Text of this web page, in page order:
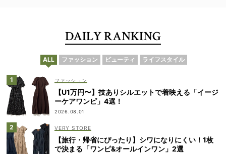
DAILY RANKING
ALL ファッション ビューティ ライフスタイル
ファッション
【U1万円〜】技ありシルエットで着映える「イージ
ーケアワンピ」4選！
2026.08.01
VERY STORE
【旅行・帰省にぴったり】シワになりにくい！1枚
で決まる「ワンピ&オールインワン」2選